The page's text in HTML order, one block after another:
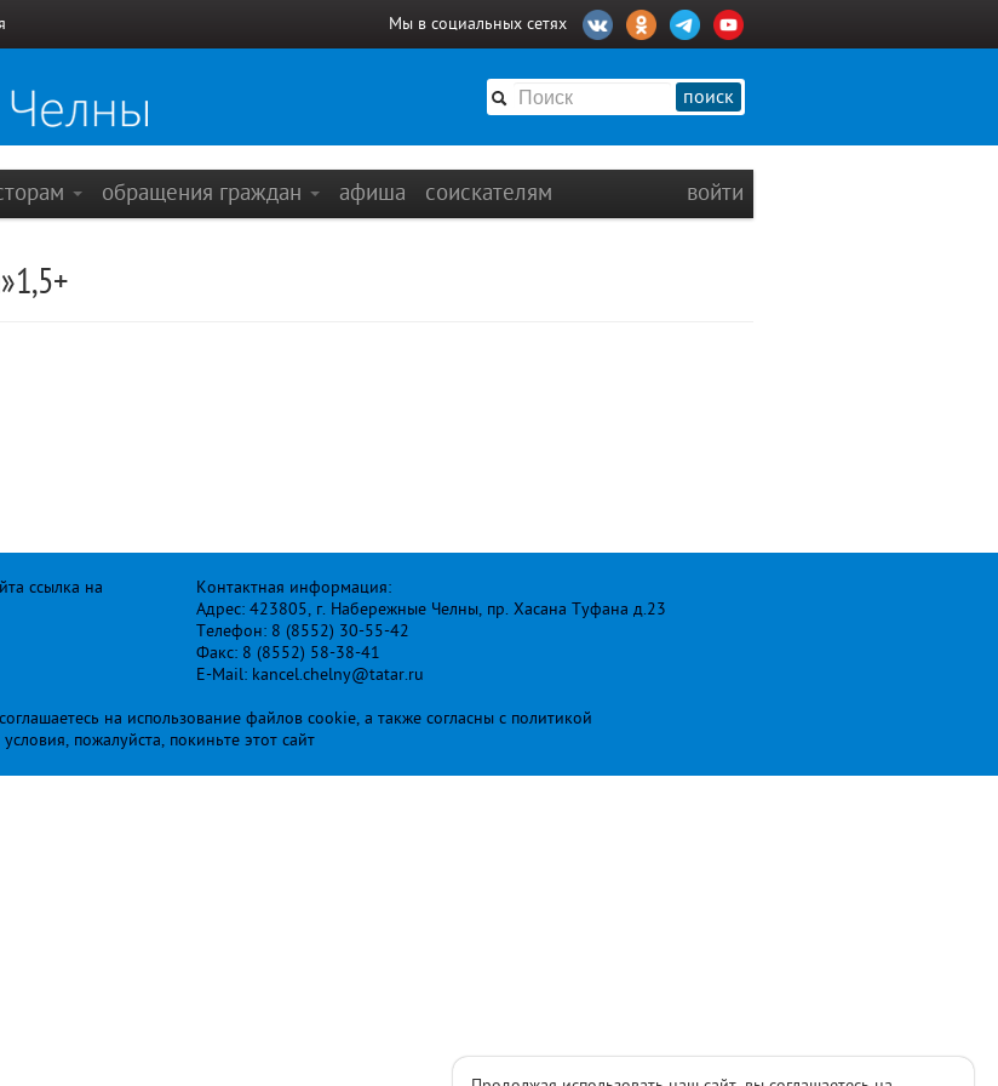
Мы в социальных сетях
поиск
обращения граждан афиша соискателям войти
ссылка на
Контактная информация:
Адрес: 423805, г. Набережные Челны, пр. Хасана Туфана д.23
Телефон: 8 (8552) 30-55-42
Факс: 8 (8552) 58-38-41
E-Mail: kancel.chelny@tatar.ru
на использование файлов cookie, а также согласны с политикой
пожалуйста, покиньте этот сайт